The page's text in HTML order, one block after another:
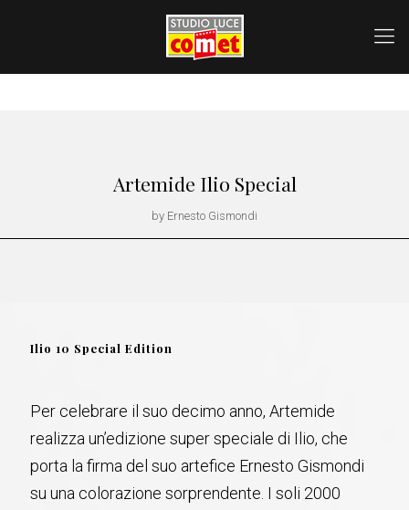
Artemide Ilio Special
by Ernesto Gismondi
Ilio 10 Special Edition
Per celebrare il suo decimo anno, Artemide
realizza un’edizione super speciale di Ilio, che
porta la firma del suo artefice Ernesto Gismondi
su una colorazione sorprendente. I soli 2000